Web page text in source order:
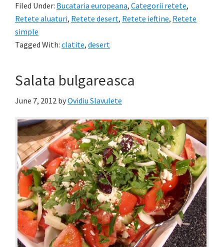
Filed Under: Bucataria europeana, Categorii retete,
Retete aluaturi, Retete desert, Retete ieftine, Retete
simple
Tagged With: clatite, desert
Salata bulgareasca
June 7, 2012 byOvidiu Slavulete